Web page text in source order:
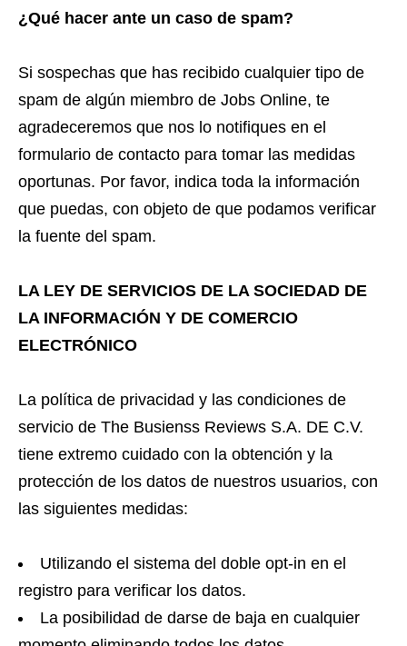
¿Qué hacer ante un caso de spam?
Si sospechas que has recibido cualquier tipo de
spam de algún miembro de Jobs Online, te
agradeceremos que nos lo notifiques en el
formulario de contacto para tomar las medidas
oportunas. Por favor, indica toda la información
que puedas, con objeto de que podamos verificar
la fuente del spam.
LA LEY DE SERVICIOS DE LA SOCIEDAD DE
LA INFORMACIÓN Y DE COMERCIO
ELECTRÓNICO
La política de privacidad y las condiciones de
servicio de The Busienss Reviews S.A. DE C.V.
tiene extremo cuidado con la obtención y la
protección de los datos de nuestros usuarios, con
las siguientes medidas:
Utilizando el sistema del doble opt-in en el
registro para verificar los datos.
La posibilidad de darse de baja en cualquier